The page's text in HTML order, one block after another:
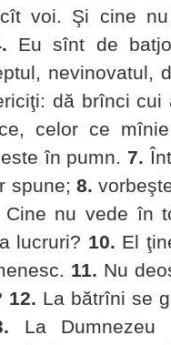
voi. Şi cine
Eu sînt de
nevinovatul,
dă brînci cui
celor ce
în pumn. 7.
spune; 8.
Cine nu vede în
lucruri? 10. El
11. Nu
12. La bătrîni se
La Dumnezeu